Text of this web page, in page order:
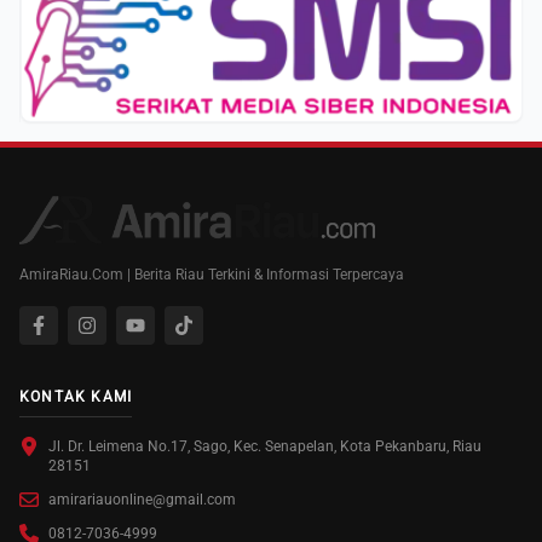
AmiraRiau.Com | Berita Riau Terkini & Informasi Terpercaya
KONTAK KAMI
Jl. Dr. Leimena No.17, Sago, Kec. Senapelan, Kota Pekanbaru, Riau
28151
amirariauonline@gmail.com
0812-7036-4999